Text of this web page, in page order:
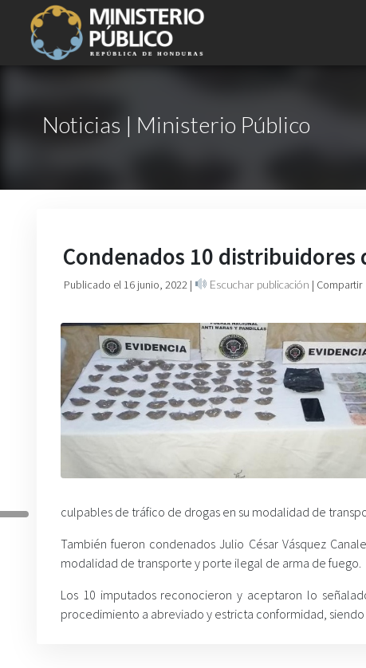
Noticias | Ministerio Público
Condenados 10 distribuidores
Publicado el 16 junio, 2022 | Escuchar publicación | Compartir
culpables de tráfico de drogas en su modalidad de
También fueron condenados Julio César Vásquez
modalidad de transporte y porte ilegal de arma de fuego.
Los 10 imputados reconocieron y aceptaron lo
procedimiento a abreviado y estricta conformidad,